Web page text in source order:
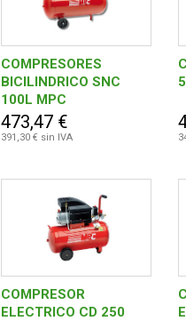
COMPRESORES
BICILINDRICO SNC
100L MPC
473,47 €
391,30 € sin IVA
COMPRESOR
ELECTRICO CD 250